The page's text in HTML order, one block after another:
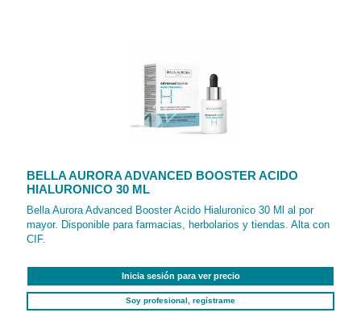
BELLA AURORA ADVANCED BOOSTER ACIDO
HIALURONICO 30 ML
Bella Aurora Advanced Booster Acido Hialuronico 30 Ml al por
mayor. Disponible para farmacias, herbolarios y tiendas. Alta con
CIF.
Inicia sesión para ver precio
Soy profesional, regístrame